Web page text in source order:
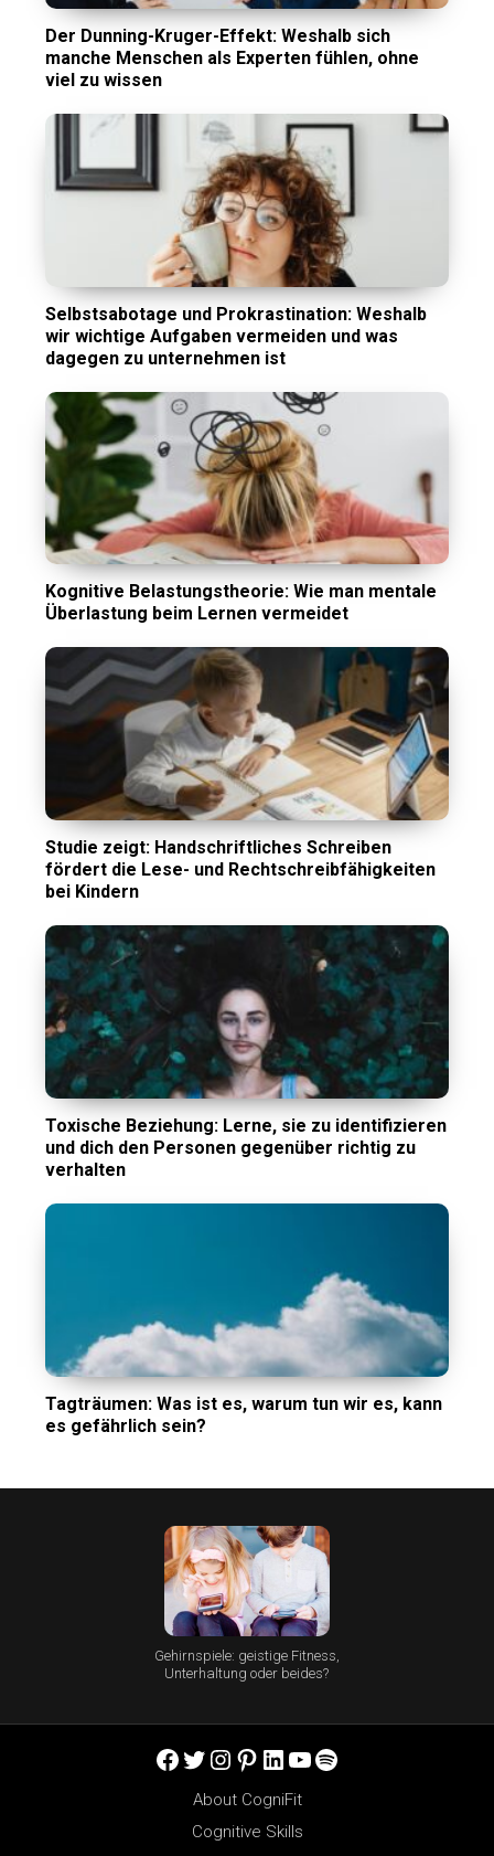
Der Dunning-Kruger-Effekt: Weshalb sich
manche Menschen als Experten fühlen, ohne
viel zu wissen
Selbstsabotage und Prokrastination: Weshalb
wir wichtige Aufgaben vermeiden und was
dagegen zu unternehmen ist
Kognitive Belastungstheorie: Wie man mentale
Überlastung beim Lernen vermeidet
Studie zeigt: Handschriftliches Schreiben
fördert die Lese- und Rechtschreibfähigkeiten
bei Kindern
Toxische Beziehung: Lerne, sie zu identifizieren
und dich den Personen gegenüber richtig zu
verhalten
Tagträumen: Was ist es, warum tun wir es, kann
es gefährlich sein?
Gehirnspiele: geistige Fitness,
Unterhaltung oder beides?
Facebook
Twitter
Instagram
Pinterest
LinkedIn
YouTube
Spotify
About CogniFit
Cognitive Skills